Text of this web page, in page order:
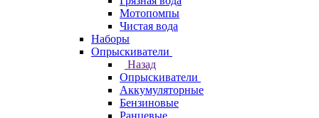
Мотопомпы
Чистая вода
Наборы
Опрыскиватели
Назад
Опрыскиватели
Аккумуляторные
Бензиновые
Ранцевые